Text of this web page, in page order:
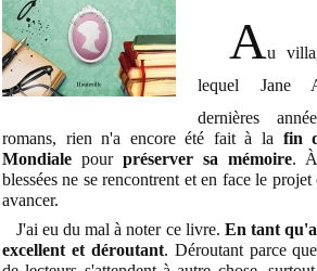
Au
lequel Jane
dernières
romans, rien n'a encore été fait à la fin
Mondiale pourpréserver sa mémoire. À
blessées ne se rencontrent et en face le
avancer.
J'ai eu du mal à noter ce livre. En tant
excellent et déroutant. Déroutant parce